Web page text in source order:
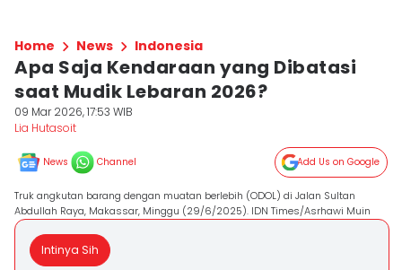
Home News Indonesia
Apa Saja Kendaraan yang Dibatasi
saat Mudik Lebaran 2026?
09 Mar 2026, 17:53 WIB
Lia Hutasoit
News Channel Add Us on Google
Truk angkutan barang dengan muatan berlebih (ODOL) di Jalan Sultan
Abdullah Raya, Makassar, Minggu (29/6/2025). IDN Times/Asrhawi Muin
Intinya Sih